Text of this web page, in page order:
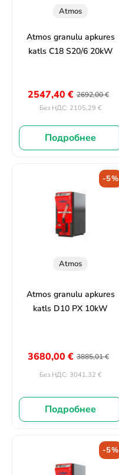
Atmos
Atmos granulu apkures
katls C18 S20/6 20kW
2692,00€
2547,40 €
Без НДС: 2105,29 €
Подробнее
-5%
Atmos
Atmos granulu apkures
katls D10 PX 10kW
3885,01€
3680,00 €
Без НДС: 3041,32 €
Подробнее
-5%